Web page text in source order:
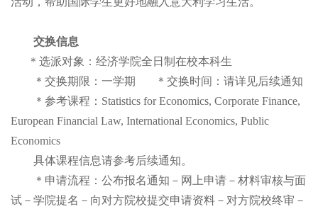
交换信息
＊选派对象：经济学院全日制在校本科生
＊交换期限：一学期 ＊交换时间：请详见后续通知
＊参考课程：Statistics for Economics, Corporate Finance,
European Financial Law, International Economics, Public
Economics
具体课程信息请参考后续通知。
＊申请流程：公布报名通知－网上申请－材料审核与面
试－学院提名－向对方院校提交申请资料－对方院校终审－